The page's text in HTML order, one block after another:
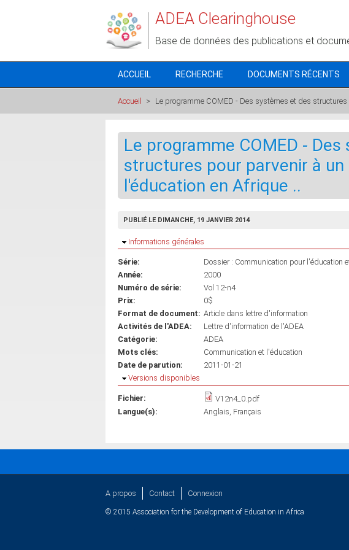
ADEA Clearinghouse
Base de données des publications et
ACCUEIL RECHERCHE DOCUMENTS RÉCENTS
Accueil > Le programme COMED - Des systèmes et des
Le programme COMED -
structures pour parvenir à
l'éducation en Afrique ..
PUBLIÉ LE DIMANCHE, 19 JANVIER 2014
Masquer
Informations générales
Série:
Dossier : Communication pour l'éducation
Année:
2000
Numéro de série:
Vol 12-n4
Prix:
0$
Format de document: Article dans lettre d'information
Activités de l'ADEA:
Lettre d'information de l'ADEA
Catégorie:
ADEA
Mots clés:
Communication et l'éducation
Date de parution:
2011-01-21
Masquer
Versions disponibles
Fichier:
V12n4_0.pdf
Langue(s):
Anglais Français
A propos Contact Connexion
© 2015 Association for the Development of Education in Africa